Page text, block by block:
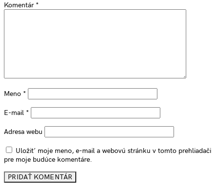
Komentár *
Meno *
E-mail *
Adresa webu
Uložiť moje meno, e-mail a webovú stránku v tomto prehliadači
pre moje budúce komentáre.